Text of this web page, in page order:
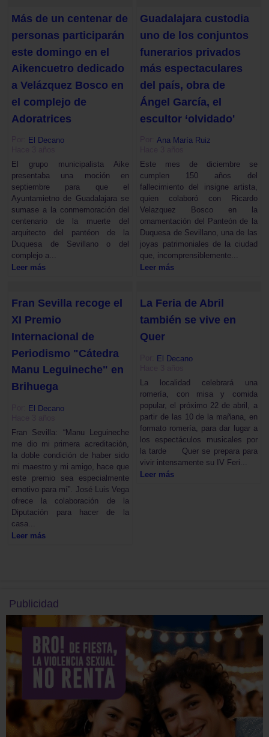
Más de un centenar de
personas participarán
este domingo en el
Aikencuetro dedicado
a Velázquez Bosco en
el complejo de
Adoratrices
El Decano
El grupo municipalista Aike
presentaba una moción en
septiembre para que el
Ayuntamietno de Guadalajara se
sumase a la conmemoración del
centenario de la muerte del
arquitecto del pantéon de la
Duquesa de Sevillano o del
complejo a...
Leer más
Guadalajara custodia
uno de los conjuntos
funerarios privados
más espectaculares
del país, obra de
Ángel García, el
escultor ‘olvidado'
Ana María Ruiz
Este mes de diciembre se
cumplen 150 años del
fallecimiento del insigne artista,
quien colaboró con Ricardo
Velazquez Bosco en la
ornamentación del Panteón de la
Duquesa de Sevillano, una de las
joyas patrimoniales de la ciudad
que, incomprensiblemente...
Leer más
Fran Sevilla recoge el
XI Premio
Internacional de
Periodismo "Cátedra
Manu Leguineche" en
Brihuega
El Decano
Fran Sevilla: “Manu Leguineche
me dio mi primera acreditación,
la doble condición de haber sido
mi maestro y mi amigo, hace que
este premio sea especialmente
emotivo para mí”. José Luis Vega
ofrece la colaboración de la
Diputación para hacer de la
casa...
Leer más
La Feria de Abril
también se vive en
Quer
El Decano
La localidad celebrará una
romería, con misa y comida
popular, el próximo 22 de abril, a
partir de las 10 de la mañana, en
formato romería, para dar lugar a
los espectáculos musicales por
la tarde Quer se prepara para
vivir intensamente su IV Feri...
Leer más
Publicidad